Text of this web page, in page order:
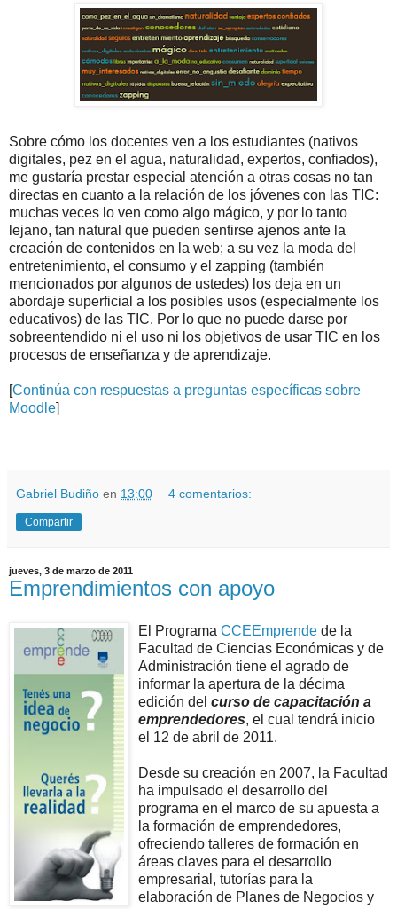
Sobre cómo los docentes ven a los estudiantes (nativos
digitales, pez en el agua, naturalidad, expertos, confiados),
me gustaría prestar especial atención a otras cosas no tan
directas en cuanto a la relación de los jóvenes con las TIC:
muchas veces lo ven como algo mágico, y por lo tanto
lejano, tan natural que pueden sentirse ajenos ante la
creación de contenidos en la web; a su vez la moda del
entretenimiento, el consumo y el zapping (también
mencionados por algunos de ustedes) los deja en un
abordaje superficial a los posibles usos (especialmente los
educativos) de las TIC. Por lo que no puede darse por
sobreentendido ni el uso ni los objetivos de usar TIC en los
procesos de enseñanza y de aprendizaje.
[Continúa con respuestas a preguntas específicas sobre
Moodle]
Gabriel Budiño en 13:00 4 comentarios:
Compartir
jueves, 3 de marzo de 2011
Emprendimientos con apoyo
El Programa CCEEmprende de la
Facultad de Ciencias Económicas y de
Administración tiene el agrado de
informar la apertura de la décima
edición del curso de capacitación a
emprendedores, el cual tendrá inicio
el 12 de abril de 2011.
Desde su creación en 2007, la Facultad
ha impulsado el desarrollo del
programa en el marco de su apuesta a
la formación de emprendedores,
ofreciendo talleres de formación en
áreas claves para el desarrollo
empresarial, tutorías para la
elaboración de Planes de Negocios y